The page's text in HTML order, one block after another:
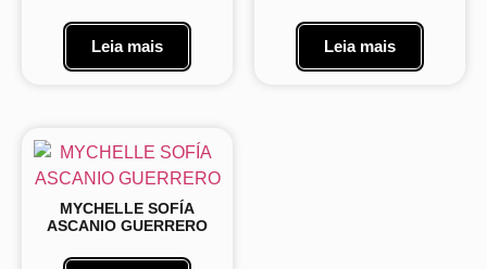
Leia mais Leia mais
MYCHELLE SOFÍA
ASCANIO GUERRERO